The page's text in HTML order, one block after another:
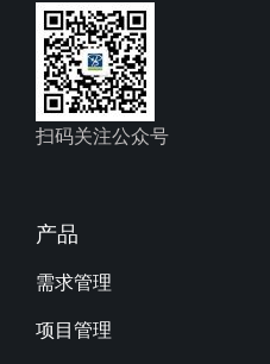
扫码关注公众号
产品
需求管理
项目管理